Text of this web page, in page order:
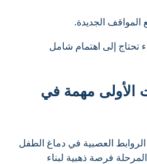
المواقف الجديدة.
تحتاج إلى اهتمام شامل
الأولى مهمة في
العصبية في دماغ الطفل
فرصة ذهبية لبناء